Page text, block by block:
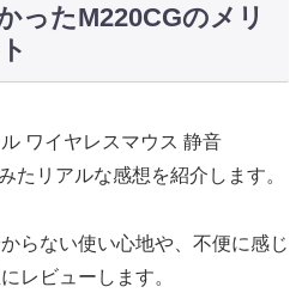
ったM220CGのメリ
ワイヤレスマウス 静音
たリアルな感想を紹介します。
らない使い心地や、不便に感じ
レビューします。